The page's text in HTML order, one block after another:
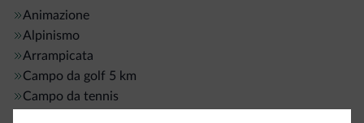
Animazione
Alpinismo
Arrampicata
Campo da golf 5 km
Campo da tennis